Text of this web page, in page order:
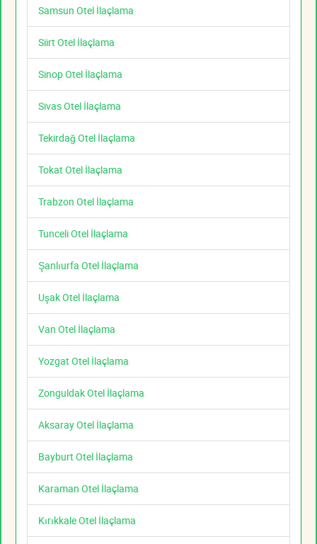
Samsun Otel İlaçlama
Siirt Otel İlaçlama
Sinop Otel İlaçlama
Sivas Otel İlaçlama
Tekirdağ Otel İlaçlama
Tokat Otel İlaçlama
Trabzon Otel İlaçlama
Tunceli Otel İlaçlama
Şanlıurfa Otel İlaçlama
Uşak Otel İlaçlama
Van Otel İlaçlama
Yozgat Otel İlaçlama
Zonguldak Otel İlaçlama
Aksaray Otel İlaçlama
Bayburt Otel İlaçlama
Karaman Otel İlaçlama
Kırıkkale Otel İlaçlama